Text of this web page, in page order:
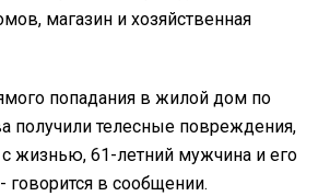
магазин и хозяйственная
попадания в жилой дом по
получили телесные повреждения,
жизнью, 61-летний мужчина и его
говорится в сообщении.